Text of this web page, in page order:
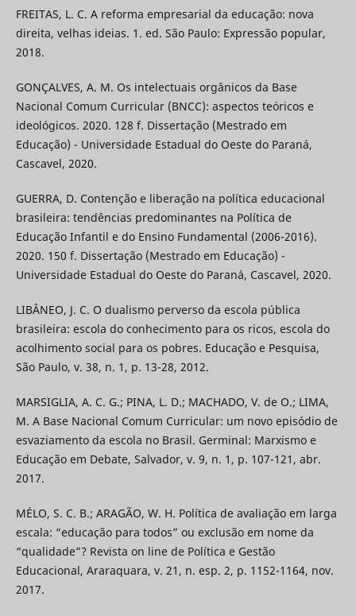
FREITAS, L. C. A reforma empresarial da educação: nova
direita, velhas ideias. 1. ed. São Paulo: Expressão popular,
2018.
GONÇALVES, A. M. Os intelectuais orgânicos da Base
Nacional Comum Curricular (BNCC): aspectos teóricos e
ideológicos. 2020. 128 f. Dissertação (Mestrado em
Educação) - Universidade Estadual do Oeste do Paraná,
Cascavel, 2020.
GUERRA, D. Contenção e liberação na política educacional
brasileira: tendências predominantes na Política de
Educação Infantil e do Ensino Fundamental (2006-2016).
2020. 150 f. Dissertação (Mestrado em Educação) -
Universidade Estadual do Oeste do Paraná, Cascavel, 2020.
LIBÂNEO, J. C. O dualismo perverso da escola pública
brasileira: escola do conhecimento para os ricos, escola do
acolhimento social para os pobres. Educação e Pesquisa,
São Paulo, v. 38, n. 1, p. 13-28, 2012.
MARSIGLIA, A. C. G.; PINA, L. D.; MACHADO, V. de O.; LIMA,
M. A Base Nacional Comum Curricular: um novo episódio de
esvaziamento da escola no Brasil. Germinal: Marxismo e
Educação em Debate, Salvador, v. 9, n. 1, p. 107-121, abr.
2017.
MÉLO, S. C. B.; ARAGÃO, W. H. Política de avaliação em larga
escala: “educação para todos” ou exclusão em nome da
“qualidade”? Revista on line de Política e Gestão
Educacional, Araraquara, v. 21, n. esp. 2, p. 1152-1164, nov.
2017.